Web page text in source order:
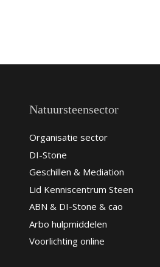
Natuursteensector
Organisatie sector
DI-Stone
Geschillen & Mediation
Lid Kenniscentrum Steen
ABN & DI-Stone & cao
Arbo hulpmiddelen
Voorlichting online